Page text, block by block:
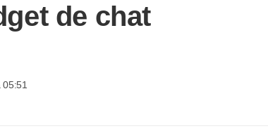
de chat